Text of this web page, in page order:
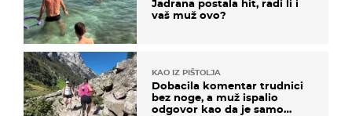
Jadrana postala hit, radi li i
vaš muž ovo?
KAO IZ PIŠTOLJA
Dobacila komentar trudnici
bez noge, a muž ispalio
odgovor kao da je samo